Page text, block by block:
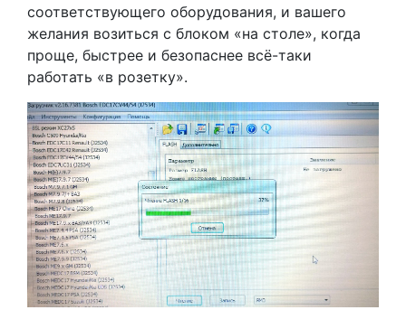
соответствующего оборудования, и вашего
желания возиться с блоком «на столе», когда
проще, быстрее и безопаснее всё-таки
работать «в розетку».